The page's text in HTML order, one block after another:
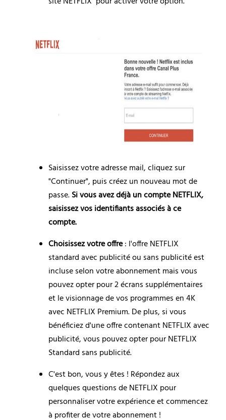
Saisissez votre adresse mail, cliquez sur
"Continuer", puis créez un nouveau mot de
passe. Si vous avez déjà un compte NETFLIX,
saisissez vos identifiants associés à ce
compte.
Choisissez votre offre : l'offre NETFLIX
standard avec publicité ou sans publicité est
incluse selon votre abonnement mais vous
pouvez opter pour 2 écrans supplémentaires
et le visionnage de vos programmes en 4K
avec NETFLIX Premium. De plus, si vous
bénéficiez d'une offre contenant NETFLIX avec
publicité, vous pouvez opter pour NETFLIX
Standard sans publicité.
C'est bon, vous y êtes ! Répondez aux
quelques questions de NETFLIX pour
personnaliser votre expérience et commencez
à profiter de votre abonnement !